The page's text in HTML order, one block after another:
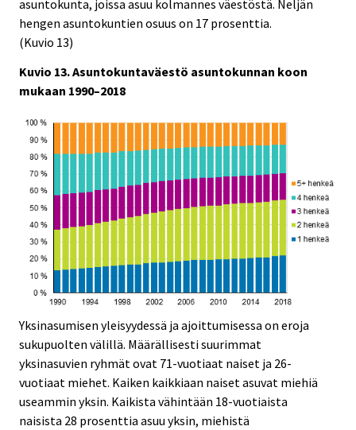
asuntokunta, joissa asuu kolmannes väestöstä. Neljän
hengen asuntokuntien osuus on 17 prosenttia.
(Kuvio 13)
Kuvio 13. Asuntokuntaväestö asuntokunnan koon
mukaan 1990–2018
Yksinasumisen yleisyydessä ja ajoittumisessa on eroja
sukupuolten välillä. Määrällisesti suurimmat
yksinasuvien ryhmät ovat 71-vuotiaat naiset ja 26-
vuotiaat miehet. Kaiken kaikkiaan naiset asuvat miehiä
useammin yksin. Kaikista vähintään 18-vuotiaista
naisista 28 prosenttia asuu yksin, miehistä